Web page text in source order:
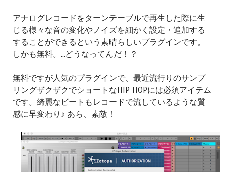
アナログレコードをターンテーブルで再生した際に生
じる様々な音の変化やノイズを細かく設定・追加する
することができるという素晴らしいプラグインです。
しかも無料。...どうなってんだ！？
無料ですが人気のプラグインで、最近流行りのサンプ
リングザクザクでショートなHIP HOPには必須アイテム
です。綺麗なビートもレコードで流しているような質
感に早変わり♪ あら、素敵！